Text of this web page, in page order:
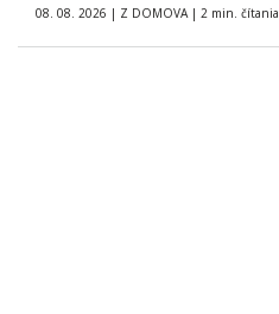
08. 08. 2026 | Z DOMOVA | 2 min. čítania